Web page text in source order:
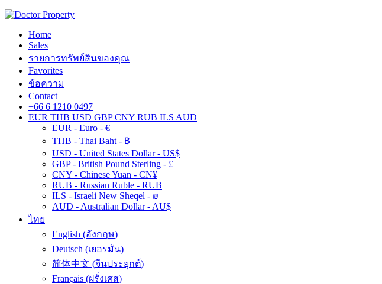
Home
Sales
รายการทรัพย์สินของคุณ
Favorites
ข้อความ
Contact
+66 6 1210 0497
EUR THB USD GBP CNY RUB ILS AUD
EUR - Euro - €
THB - Thai Baht - ฿
USD - United States Dollar - US$
GBP - British Pound Sterling - £
CNY - Chinese Yuan - CN¥
RUB - Russian Ruble - RUB
ILS - Israeli New Sheqel - ₪
AUD - Australian Dollar - AU$
ไทย
English (อังกฤษ)
Deutsch (เยอรมัน)
简体中文 (จีนประยุกต์)
Français (ฝรั่งเศส)